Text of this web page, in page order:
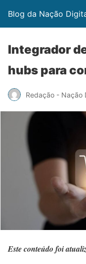
Blog da Nação
Integrador
hubs para
Redação - Nação
Este conteúdo foi